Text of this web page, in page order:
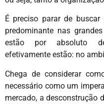
É preciso parar de
predominante nas
estão por absoluto
efetivamente estão: no
Chega de considerar
necessário como um
mercado, a desconstrução